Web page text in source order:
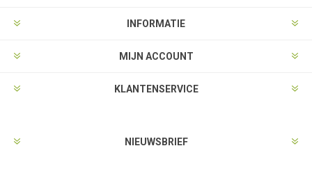
INFORMATIE
MIJN ACCOUNT
KLANTENSERVICE
NIEUWSBRIEF